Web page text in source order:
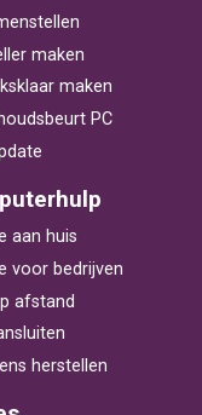
maken
maken
PC
aan huis
voor bedrijven
afstand
herstellen